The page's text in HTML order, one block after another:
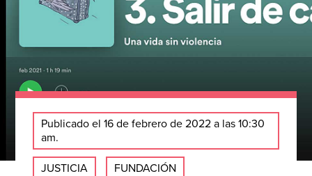
Publicado el 16 de febrero de 2022 a las 10:30
am.
JUSTICIA FUNDACIÓN